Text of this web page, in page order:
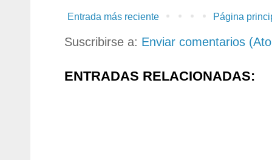
Entrada más reciente Página
Suscribirse a: Enviar comentarios
ENTRADAS RELACIONADAS: